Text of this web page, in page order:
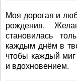
Моя дорогая и
рождения.
становилась
каждым днём в
чтобы каждый
и вдохновением.